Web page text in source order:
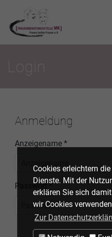
Cookies erleichtern
Dienste. Mit der
erklären Sie sich
wir Cookies
Zur
Login
Anmeldung
Anzeigename *
Passwort *